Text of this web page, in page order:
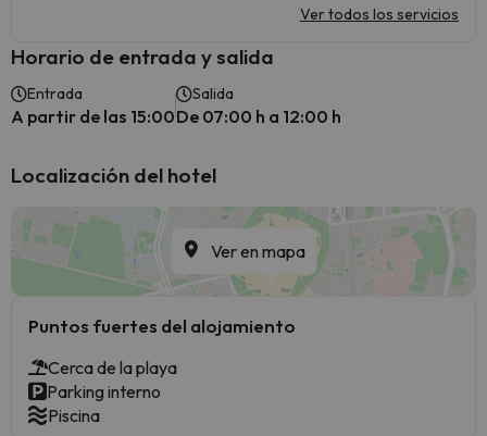
Ver todos los servicios
Horario de entrada y salida
Entrada
A partir de las 15:00
Salida
De 07:00 h a 12:00 h
Localización del hotel
Ver en mapa
Puntos fuertes del alojamiento
Cerca de la playa
Parking interno
Piscina